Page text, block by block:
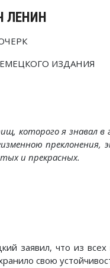
ЛЕНИН
ИЗДАНИЯ
которого я знавал в
и прекрасных.
заявил, что из
свою